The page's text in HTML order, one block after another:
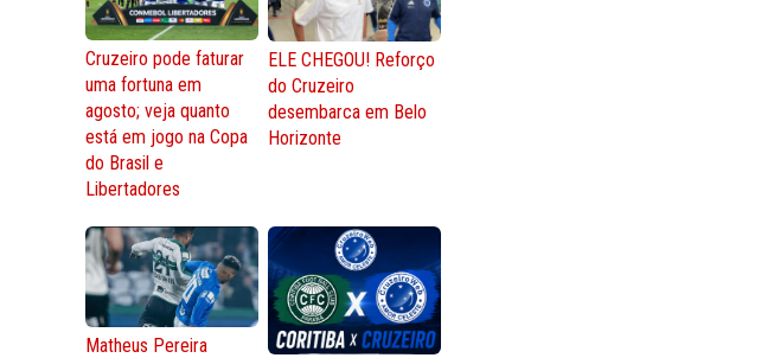
Cruzeiro pode faturar
uma fortuna em
agosto; veja quanto
está em jogo na Copa
do Brasil e
Libertadores
ELE CHEGOU! Reforço
do Cruzeiro
desembarca em Belo
Horizonte
Matheus Pereira